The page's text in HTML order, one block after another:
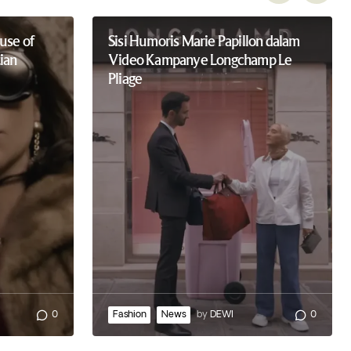
of
0
Sisi Humoris Marie Papillon dalam
Video Kampanye Longchamp Le
Pliage
Fashion News by DEWI 0